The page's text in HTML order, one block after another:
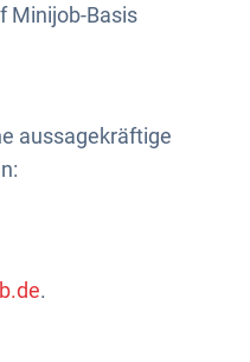
Minijob-Basis
aussagekräftige
.